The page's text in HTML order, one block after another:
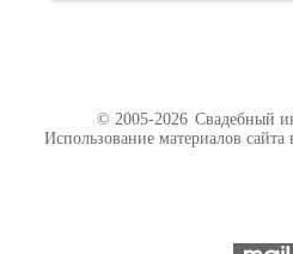
© 2005-2026 Свадебный
Использование материалов